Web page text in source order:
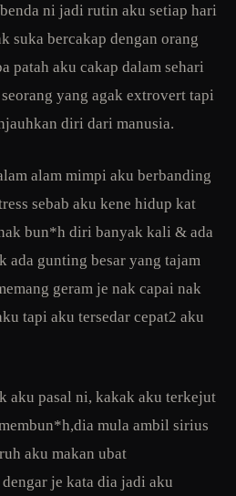
ni jadi rutin aku setiap hari
suka bercakap dengan orang
patah aku cakap dalam sehari
yang agak extrovert tapi
diri dari manusia.
alam mimpi aku berbanding
sebab aku kene hidup kat
bun*h diri banyak kali & ada
ada gunting besar yang tajam
geram je nak capai nak
tapi aku tersedar cepat2 aku
aku pasal ni, kakak aku terkejut
mula ambil sirius
aku makan ubat
je kata dia jadi aku